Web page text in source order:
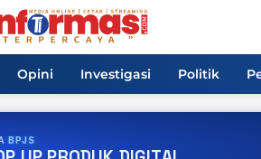
Opini Investigasi Politik
E-WALLET